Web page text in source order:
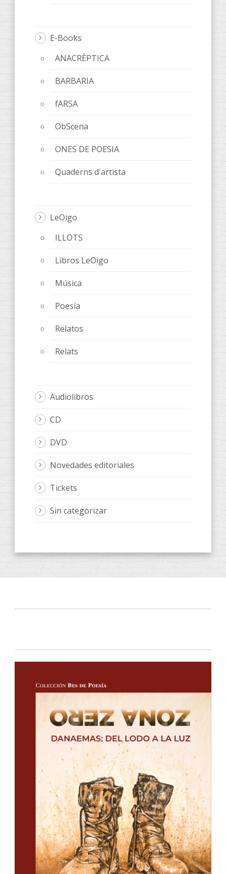
E-Books
ANACRÈPTICA
BARBARIA
fARSA
ObScena
ONES DE POESIA
Quaderns d'artista
LeOigo
ILLOTS
Libros LeOigo
Música
Poesía
Relatos
Relats
Audiolibros
CD
DVD
Novedades editoriales
Tickets
Sin categorizar